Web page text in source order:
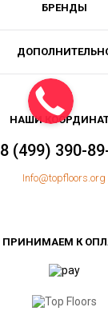
БРЕНДЫ
НАШИ
8 (499) 390-
Info@topfloors.org
ПРИНИМАЕМ К